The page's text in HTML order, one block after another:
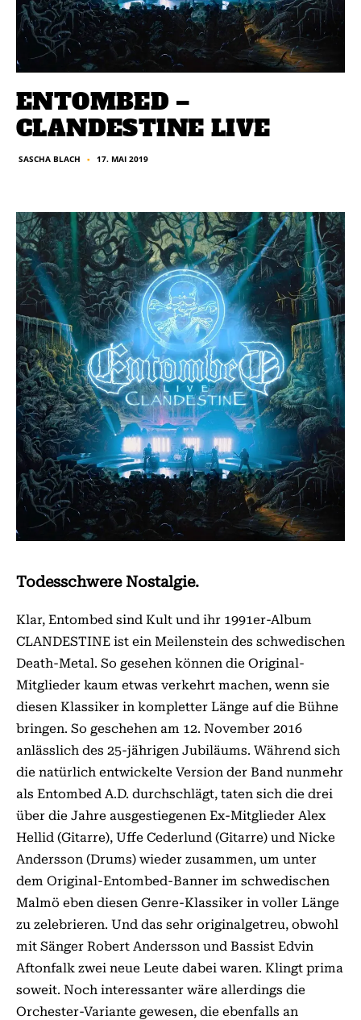
ENTOMBED –
CLANDESTINE LIVE
SASCHA BLACH ■ 17. MAI 2019
Todesschwere Nostalgie.
Klar, Entombed sind Kult und ihr 1991er-Album
CLANDESTINE ist ein Meilenstein des schwedischen
Death-Metal. So gesehen können die Original-
Mitglieder kaum et­­was verkehrt machen, wenn sie
diesen Klassiker in kompletter Länge auf die Bühne
bringen. So geschehen am 12. November 2016
anlässlich des 25-jährigen Jubiläums. Während sich
die natürlich entwickelte Version der Band nunmehr
als Entombed A.D. durchschlägt, taten sich die drei
über die Jahre ausgestiegenen Ex-Mitglieder Alex
Hellid (Gitarre), Uffe Cederlund (Gitarre) und Nicke
Andersson (Drums) wieder zusammen, um unter
dem Original-Entombed-Banner im schwedischen
Malmö eben diesen Genre-Klassiker in voller Länge
zu zelebrieren. Und das sehr originalgetreu, obwohl
mit Sänger Robert Andersson und Bassist Edvin
Aftonfalk zwei neue Leute da­­bei waren. Klingt prima
soweit. Noch interessanter wäre allerdings die
Orchester-Variante gewesen, die ebenfalls an